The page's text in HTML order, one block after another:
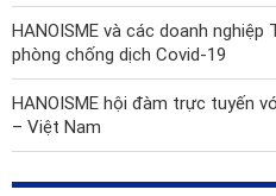
HANOISME và các doanh
phòng chống dịch Covid-19
HANOISME hội đàm trực tuyến
– Việt Nam